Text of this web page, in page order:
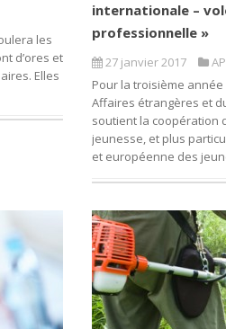
les
d’ores et
Elles
internationale –
professionnelle »
27 janvier 2017
Pour la troisième
Affaires étrangères et
soutient la coopération
jeunesse, et plus
et européenne des